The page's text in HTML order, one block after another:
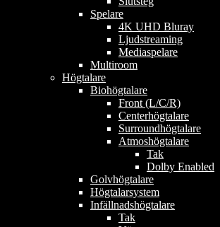
Spelare
4K UHD Bluray
Ljudstreaming
Mediaspelare
Multiroom
Högtalare
Biohögtalare
Front (L/C/R)
Centerhögtalare
Surroundhögtalare
Atmoshögtalare
Tak
Dolby Enabled
Golvhögtalare
Högtalarsystem
Infällnadshögtalare
Tak